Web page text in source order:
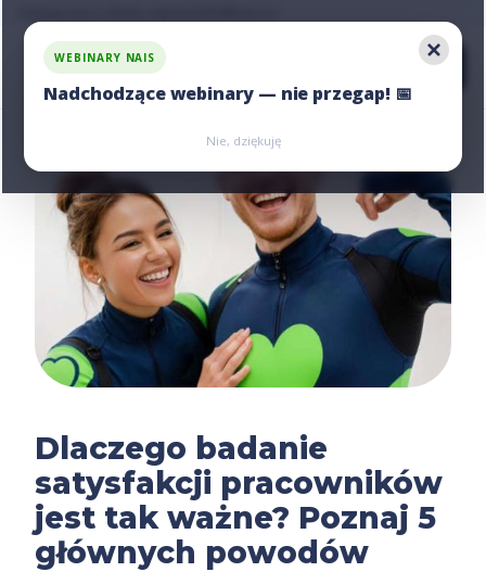
Dlaczego badanie
satysfakcji pracowników
jest tak ważne? Poznaj 5
głównych powodów
WEBINARY NAIS
Nadchodzące webinary — nie przegap! 📅
Zarejestruj się
Zarejestruj się
Nie, dziękuję